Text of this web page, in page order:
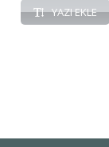
YAZI EKLE